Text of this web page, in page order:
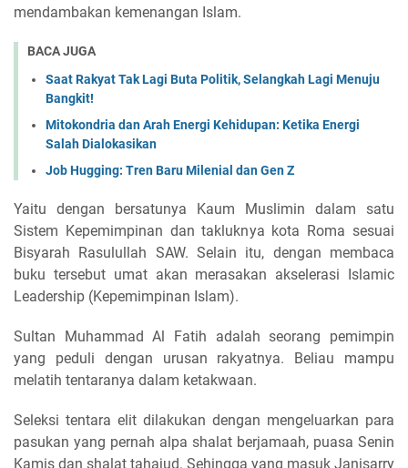
mendambakan kemenangan Islam.
BACA JUGA
Saat Rakyat Tak Lagi Buta Politik, Selangkah Lagi Menuju
Bangkit!
Mitokondria dan Arah Energi Kehidupan: Ketika Energi
Salah Dialokasikan
Job Hugging: Tren Baru Milenial dan Gen Z
Yaitu dengan bersatunya Kaum Muslimin dalam satu
Sistem Kepemimpinan dan takluknya kota Roma sesuai
Bisyarah Rasulullah SAW. Selain itu, dengan membaca
buku tersebut umat akan merasakan akselerasi Islamic
Leadership (Kepemimpinan Islam).
Sultan Muhammad Al Fatih adalah seorang pemimpin
yang peduli dengan urusan rakyatnya. Beliau mampu
melatih tentaranya dalam ketakwaan.
Seleksi tentara elit dilakukan dengan mengeluarkan para
pasukan yang pernah alpa shalat berjamaah, puasa Senin
Kamis dan shalat tahajud. Sehingga yang masuk Janisarry